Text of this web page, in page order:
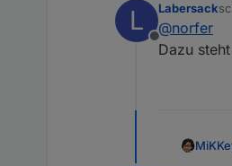
L
Offline
Labersack
@norfer
Dazu